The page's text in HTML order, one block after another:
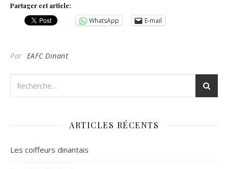
Partager cet article:
WhatsApp E-mail
Par EAFC Dinant
ARTICLES RÉCENTS
Les coiffeurs dinantais